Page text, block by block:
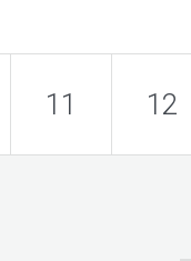
11 12